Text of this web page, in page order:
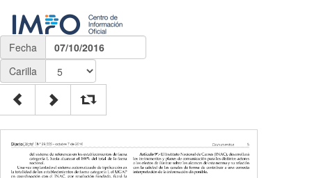
Fecha
07/10/2016
Carilla